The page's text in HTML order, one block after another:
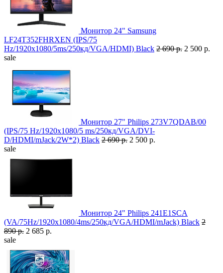
Монитор 24" Samsung
LF24T352FHRXEN (IPS/75
Hz/1920x1080/5ms/250кд/VGA/HDMI) Black 2 690 р. 2 500 р.
sale
Монитор 27" Philips 273V7QDAB/00
(IPS/75 Hz/1920x1080/5 ms/250кд/VGA/DVI-
D/HDMI/mJack/2W*2) Black 2 690 р. 2 500 р.
sale
Монитор 24" Philips 241E1SCA
(VA/75Hz/1920x1080/4ms/250кд/VGA/HDMI/mJack) Black 2
890 р. 2 685 р.
sale